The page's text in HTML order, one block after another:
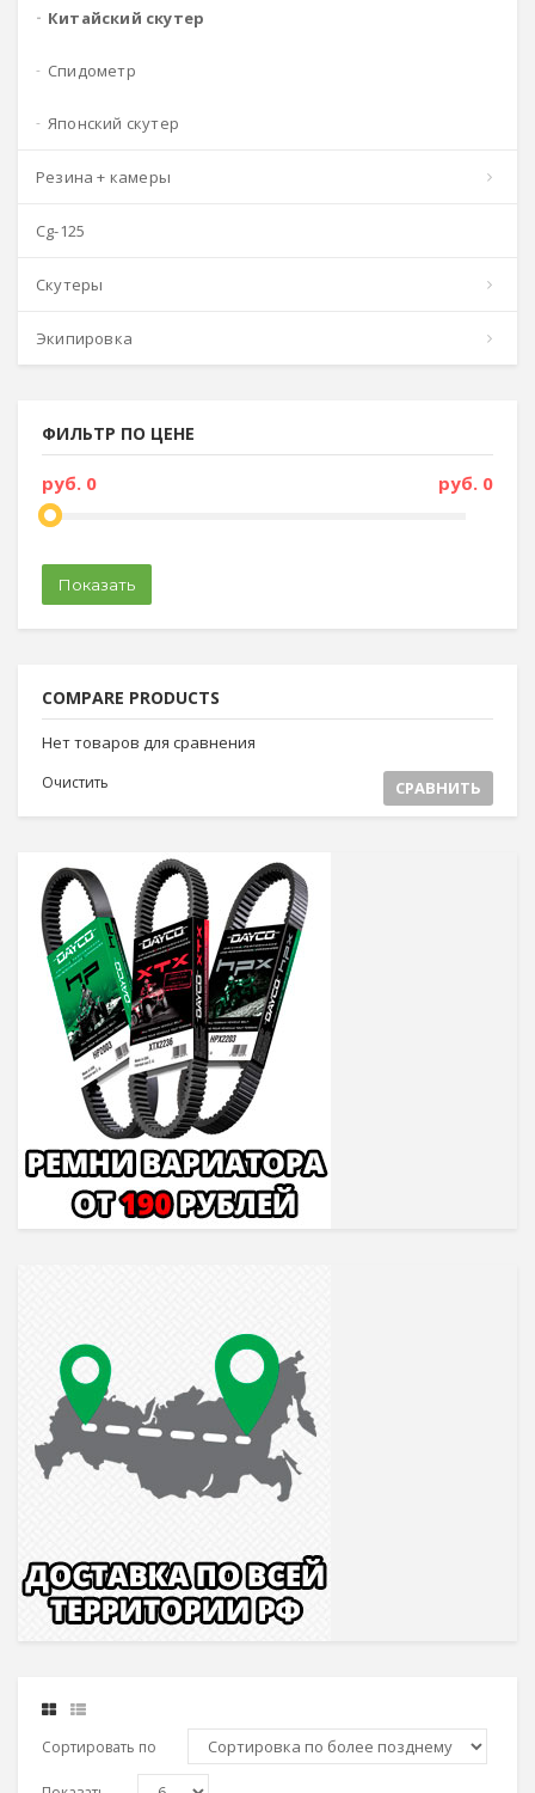
китайский скутер
спидометр
японский скутер
резина + камеры
сg-125
скутеры
экипировка
ФИЛЬТР ПО ЦЕНЕ
руб. 0 руб. 0
Показать
COMPARE PRODUCTS
Нет товаров для сравнения
Очистить СРАВНИТЬ
Сортировать по